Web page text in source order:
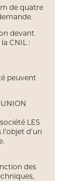
de quatre
devant
CNIL :
peuvent
LES
d’un
des